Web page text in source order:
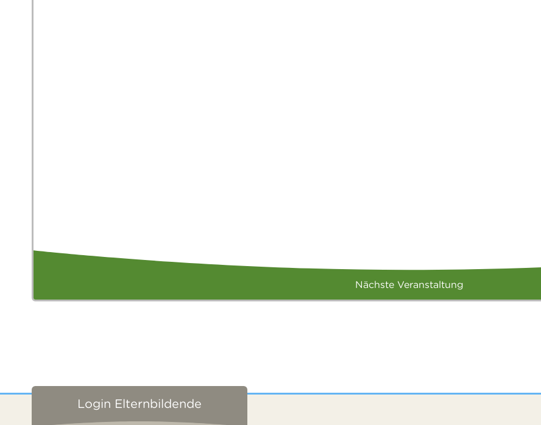
Nächste Veranstaltung
Login Elternbildende